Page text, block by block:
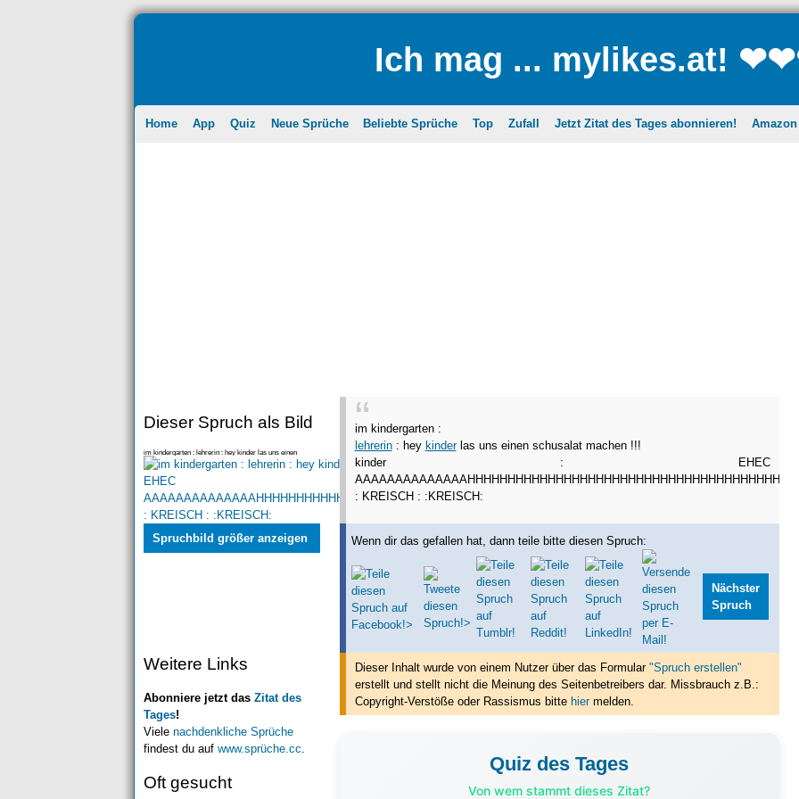
Ich mag ... mylikes.at!
Home App Quiz Neue Sprüche Beliebte Sprüche Top Zufall Jetzt Zitat des Tages abonnieren!
Dieser Spruch als Bild
im kindergarten : lehrerin : hey kinder las uns einen
schusalat machen !!! kinder : EHEC AAAAAAAAA
Spruchbild größer anzeigen
Weitere Links
Abonniere jetzt das Zitat des
Tages!
Viele nachdenkliche Sprüche
findest du auf www.sprüche.cc
Oft gesucht
im kindergarten :
lehrerin: hey kinderlas uns einen schusalat machen !!!
kinder : EHEC
: KREISCH : :KREISCH:
Wenn dir das gefallen hat, dann teile bitte diesen Spruch:
Nächster
Spruch
Dieser Inhalt wurde von einem Nutzer über das Formular "Spruch erstellen"
erstelltund stellt nicht die Meinung des Seitenbetreibers dar. Missbrauch z.B.:
Copyright-Verstöße oder Rassismus bitte hiermelden.
Quiz des Tages
Von wem stammt dieses Zitat?